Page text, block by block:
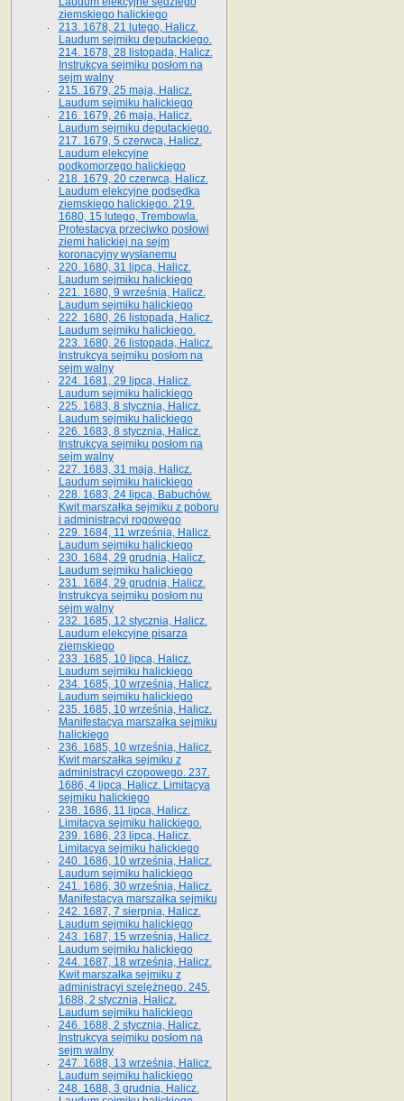
ziemskiego halickiego
213. 1678, 21 lutego, Halicz.
Laudum sejmiku deputackiego.
214. 1678, 28 listopada, Halicz.
Instrukcya sejmiku posłom na
sejm walny
215. 1679, 25 maja, Halicz.
Laudum sejmiku halickiego
216. 1679, 26 maja, Halicz.
Laudum sejmiku deputackiego.
217. 1679, 5 czerwca, Halicz.
Laudum elekcyjne
podkomorzego halickiego
218. 1679, 20 czerwca, Halicz.
Laudum elekcyjne podsędka
ziemskiego halickiego. 219.
1680, 15 lutego, Trembowla.
Protestacya przeciwko posłowi
ziemi halickiej na sejm
koronacyjny wysłanemu
220. 1680, 31 lipca, Halicz.
Laudum sejmiku halickiego
221. 1680, 9 września, Halicz.
Laudum sejmiku halickiego
222. 1680, 26 listopada, Halicz.
Laudum sejmiku halickiego.
223. 1680, 26 listopada, Halicz.
Instrukcya sejmiku posłom na
sejm walny
224. 1681, 29 lipca, Halicz.
Laudum sejmiku halickiego
225. 1683, 8 stycznia, Halicz.
Laudum sejmiku halickiego
226. 1683, 8 stycznia, Halicz.
Instrukcya sejmiku posłom na
sejm walny
227. 1683, 31 maja, Halicz.
Laudum sejmiku halickiego
228. 1683, 24 lipca, Babuchów.
Kwit marszałka sejmiku z poboru
i administracyi rogowego
229. 1684, 11 września, Halicz.
Laudum sejmiku halickiego
230. 1684, 29 grudnia, Halicz.
Laudum sejmiku halickiego
231. 1684, 29 grudnia, Halicz.
Instrukcya sejmiku posłom nu
sejm walny
232. 1685, 12 stycznia, Halicz.
Laudum elekcyjne pisarza
ziemskiego
233. 1685, 10 lipca, Halicz.
Laudum sejmiku halickiego
234. 1685, 10 września, Halicz.
Laudum sejmiku halickiego
235. 1685, 10 września, Halicz.
Manifestacya marszałka sejmiku
halickiego
236. 1685, 10 września, Halicz.
Kwit marszałka sejmiku z
administracyi czopowego. 237.
1686, 4 lipca, Halicz. Limitacya
sejmiku halickiego
238. 1686, 11 lipca, Halicz.
Limitacya sejmiku halickiego.
239. 1686, 23 lipca, Halicz.
Limitacya sejmiku halickiego
240. 1686, 10 września, Halicz.
Laudum sejmiku halickiego
241. 1686, 30 września, Halicz.
Manifestacya marszałka sejmiku
242. 1687, 7 sierpnia, Halicz.
Laudum sejmiku halickiego
243. 1687, 15 września, Halicz.
Laudum sejmiku halickiego
244. 1687, 18 września, Halicz.
Kwit marszałka sejmiku z
administracyi szelężnego. 245.
1688, 2 stycznia, Halicz.
Laudum sejmiku halickiego
246. 1688, 2 stycznia, Halicz.
Instrukcya sejmiku posłom na
sejm walny
247. 1688, 13 września, Halicz.
Laudum sejmiku halickiego
248. 1688, 3 grudnia, Halicz.